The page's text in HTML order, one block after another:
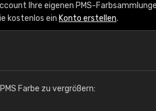
Ihre eigenen PMS-
kostenlos ein Konto erstellen.
Farbe zu vergrößern: